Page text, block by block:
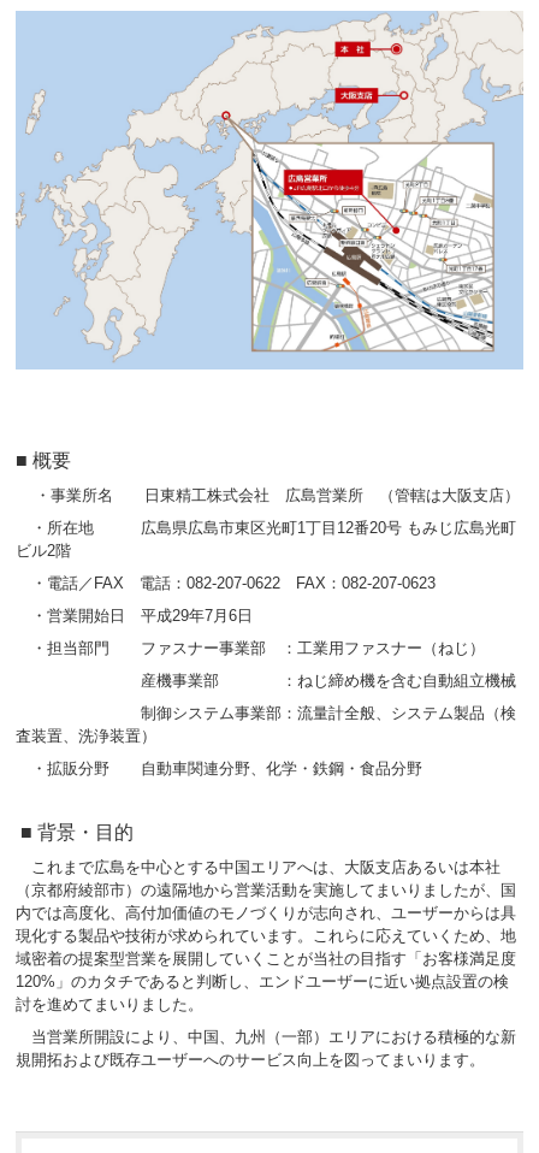
■ 概要
・事業所名 日東精工株式会社 広島営業所 （管轄は大阪支店）
・所在地 広島県広島市東区光町1丁目12番20号 もみじ広島光町
ビル2階
・電話／FAX 電話：082-207-0622 FAX：082-207-0623
・営業開始日 平成29年7月6日
・担当部門 ファスナー事業部 ：工業用ファスナー（ねじ）
産機事業部 ：ねじ締め機を含む自動組立機械
制御システム事業部：流量計全般、システム製品（検
査装置、洗浄装置）
・拡販分野 自動車関連分野、化学・鉄鋼・食品分野
■ 背景・目的
これまで広島を中心とする中国エリアへは、大阪支店あるいは本社
（京都府綾部市）の遠隔地から営業活動を実施してまいりましたが、国
内では高度化、高付加価値のモノづくりが志向され、ユーザーからは具
現化する製品や技術が求められています。これらに応えていくため、地
域密着の提案型営業を展開していくことが当社の目指す「お客様満足度
120%」のカタチであると判断し、エンドユーザーに近い拠点設置の検
討を進めてまいりました。
当営業所開設により、中国、九州（一部）エリアにおける積極的な新
規開拓および既存ユーザーへのサービス向上を図ってまいります。